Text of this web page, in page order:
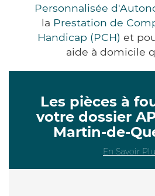
Personnalisée
la Prestation de
Handicap (PCH) et
aide à domicile
Les pièces à
votre dossier
Martin-de-
En Savoir